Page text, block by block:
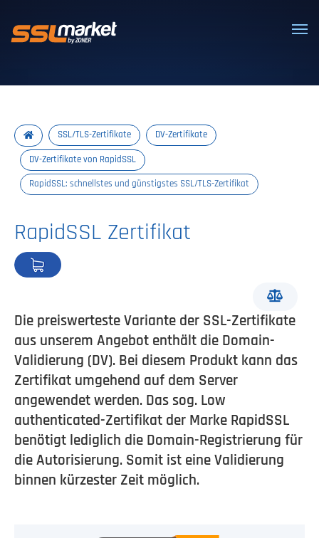
Vertrauenswürdige SSL/TLS-
SSL/TLS-Zertifikate DV-Zertifikate
DV-Zertifikate von RapidSSL
RapidSSL: schnellstes und günstigstes SSL/TLS-Zertifikat
RapidSSL Zertifikat
Die preiswerteste Variante der SSL-Zertifikate
aus unserem Angebot enthält die Domain-
Validierung (DV). Bei diesem Produkt kann das
Zertifikat umgehend auf dem Server
angewendet werden. Das sog. Low
authenticated-Zertifikat der Marke RapidSSL
benötigt lediglich die Domain-Registrierung für
die Autorisierung. Somit ist eine Validierung
binnen kürzester Zeit möglich.